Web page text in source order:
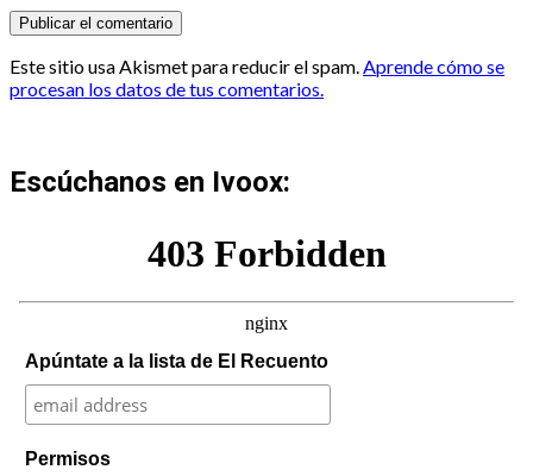
Este sitio usa Akismet para reducir el spam.Aprende cómo se
procesan los datos de tus comentarios.
Escúchanos en Ivoox:
Apúntate a la lista de El Recuento
Permisos